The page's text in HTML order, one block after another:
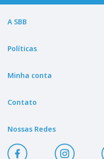
A SBB
Políticas
Minha conta
Contato
Nossas Redes